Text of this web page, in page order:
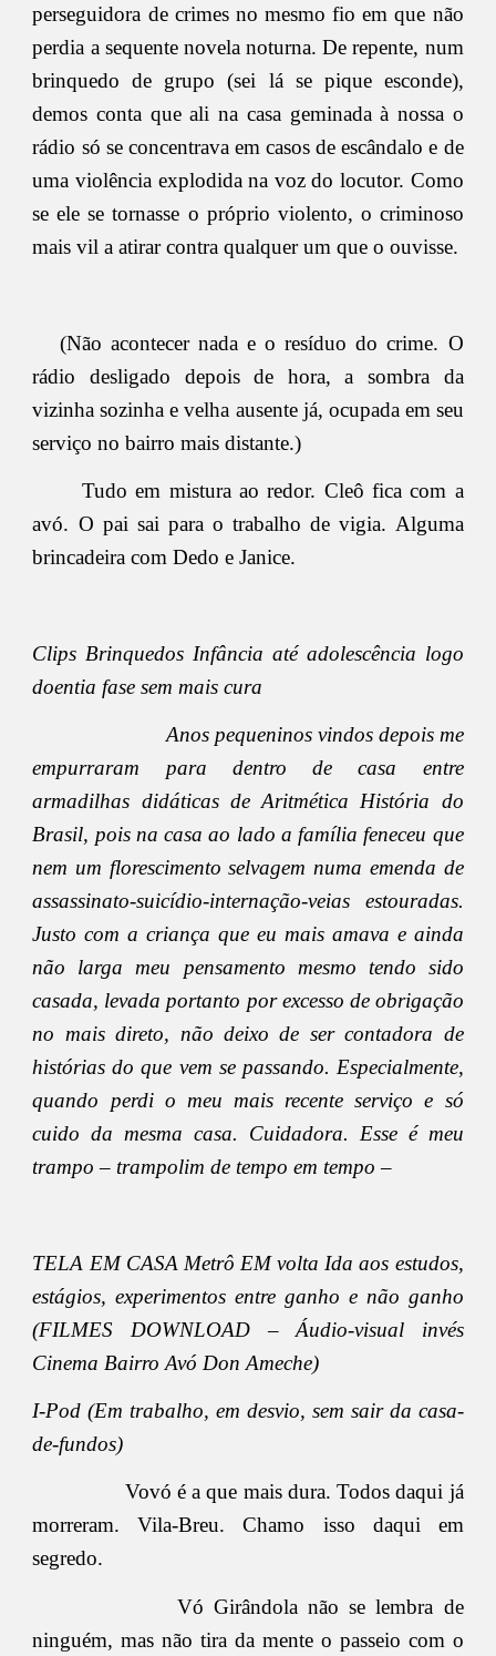
perseguidora de crimes no mesmo fio em que não
perdia a sequente novela noturna. De repente, num
brinquedo de grupo (sei lá se pique esconde),
demos conta que ali na casa geminada à nossa o
rádio só se concentrava em casos de escândalo e de
uma violência explodida na voz do locutor. Como
se ele se tornasse o próprio violento, o criminoso
mais vil a atirar contra qualquer um que o ouvisse.
(Não acontecer nada e o resíduo do crime. O
rádio desligado depois de hora, a sombra da
vizinha sozinha e velha ausente já, ocupada em seu
serviço no bairro mais distante.)
Tudo em mistura ao redor. Cleô fica com a
avó. O pai sai para o trabalho de vigia. Alguma
brincadeira com Dedo e Janice.
Clips Brinquedos Infância até adolescência logo
doentia fase sem mais cura
Anos pequeninos vindos depois me
empurraram para dentro de casa entre
armadilhas didáticas de Aritmética História do
Brasil, pois na casa ao lado a família feneceu que
nem um florescimento selvagem numa emenda de
assassinato-suicídio-internação-veias estouradas.
Justo com a criança que eu mais amava e ainda
não larga meu pensamento mesmo tendo sido
casada, levada portanto por excesso de obrigação
no mais direto, não deixo de ser contadora de
histórias do que vem se passando. Especialmente,
quando perdi o meu mais recente serviço e só
cuido da mesma casa. Cuidadora. Esse é meu
trampo – trampolim de tempo em tempo –
TELA EM CASA Metrô EM volta Ida aos estudos,
estágios, experimentos entre ganho e não ganho
(FILMES DOWNLOAD – Áudio-visual invés
Cinema Bairro Avó Don Ameche)
I-Pod (Em trabalho, em desvio, sem sair da casa-
de-fundos)
Vovó é a que mais dura. Todos daqui já
morreram. Vila-Breu. Chamo isso daqui em
segredo.
Vó Girândola não se lembra de
ninguém, mas não tira da mente o passeio com o